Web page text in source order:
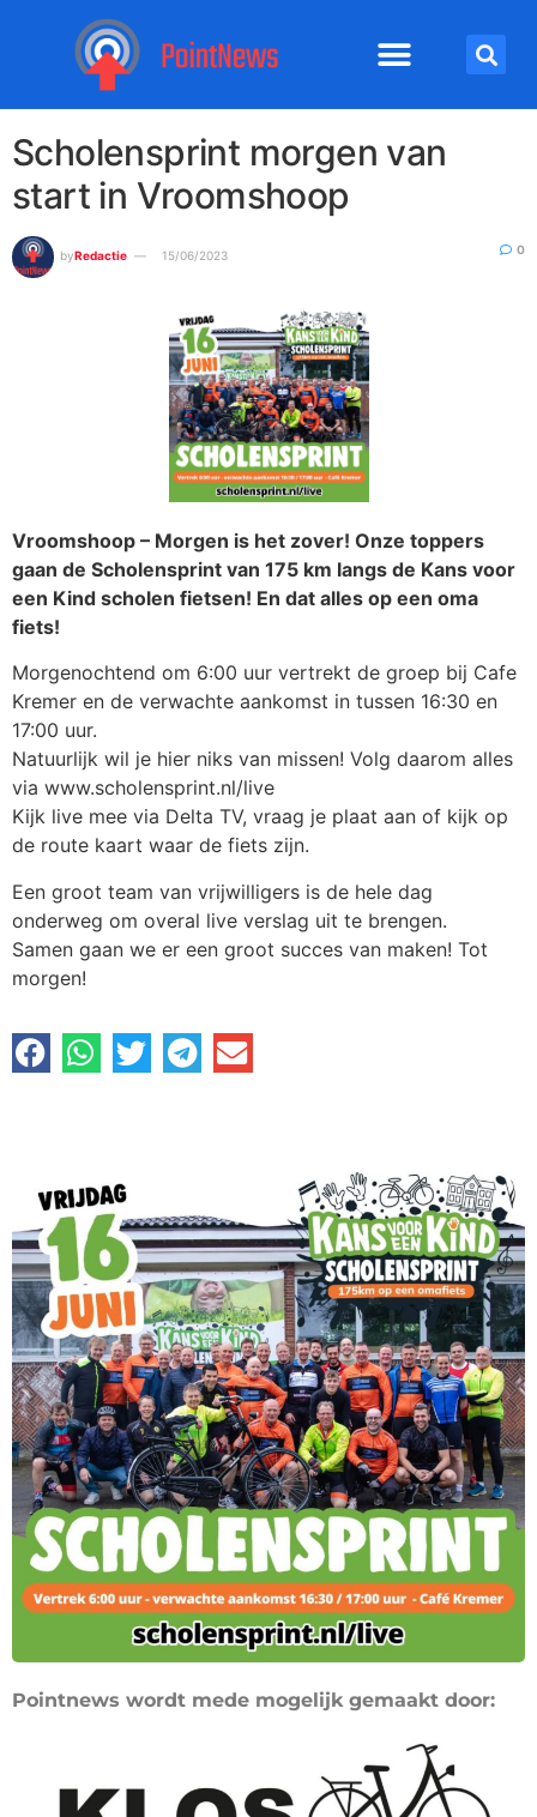
Scholensprint morgen van
start in Vroomshoop
byRedactie 15/06/2023 0
Vroomshoop – Morgen is het zover! Onze toppers
gaan de Scholensprint van 175 km langs de Kans voor
een Kind scholen fietsen! En dat alles op een oma
fiets!
Morgenochtend om 6:00 uur vertrekt de groep bij Cafe
Kremer en de verwachte aankomst in tussen 16:30 en
17:00 uur.
Natuurlijk wil je hier niks van missen! Volg daarom alles
via www.scholensprint.nl/live
Kijk live mee via Delta TV, vraag je plaat aan of kijk op
de route kaart waar de fiets zijn.
Een groot team van vrijwilligers is de hele dag
onderweg om overal live verslag uit te brengen.
Samen gaan we er een groot succes van maken! Tot
morgen!
Pointnews wordt mede mogelijk gemaakt door: